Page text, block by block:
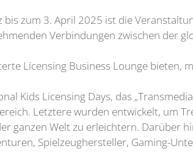
bis zum 3. April 2025 ist die
Verbindungen zwischen der
Licensing Business Lounge bieten,
Kids Licensing Days, das
Letztere wurden entwickelt, um
ganzen Welt zu erleichtern. Darüber
Spielzeughersteller, Gaming-